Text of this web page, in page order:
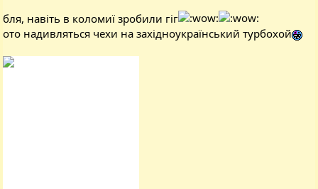
бля, навіть в коломиї зробили гіг
ото надивляться чехи на західноукраїнський турбохой